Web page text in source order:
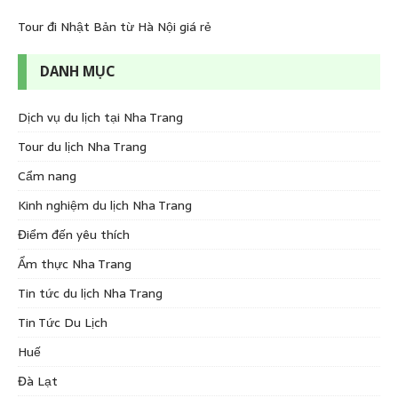
Tour đi Nhật Bản từ Hà Nội giá rẻ
DANH MỤC
Dịch vụ du lịch tại Nha Trang
Tour du lịch Nha Trang
Cẩm nang
Kinh nghiệm du lịch Nha Trang
Điểm đến yêu thích
Ẩm thực Nha Trang
Tin tức du lịch Nha Trang
Tin Tức Du Lịch
Huế
Đà Lạt